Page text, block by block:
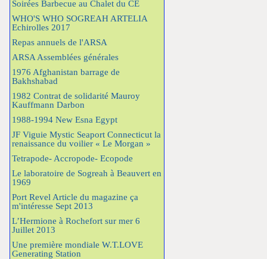
Soirées Barbecue au Chalet du CE
WHO'S WHO SOGREAH ARTELIA
Echirolles 2017
Repas annuels de l'ARSA
ARSA Assemblées générales
1976 Afghanistan barrage de
Bakhshabad
1982 Contrat de solidarité Mauroy
Kauffmann Darbon
1988-1994 New Esna Egypt
JF Viguie Mystic Seaport Connecticut la
renaissance du voilier « Le Morgan »
Tetrapode- Accropode- Ecopode
Le laboratoire de Sogreah à Beauvert en
1969
Port Revel Article du magazine ça
m'intéresse Sept 2013
L’Hermione à Rochefort sur mer 6
Juillet 2013
Une première mondiale W.T.LOVE
Generating Station